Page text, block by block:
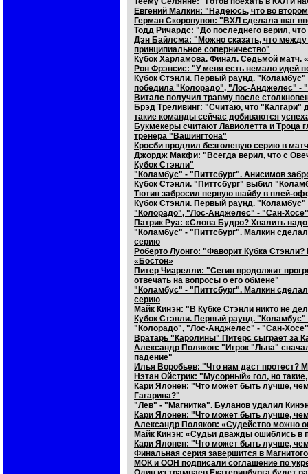
Евгений Малкин: "Надеюсь, что во
Герман Скоропупов: "ВХЛ сделала шаг
Тодд Ричардс: "До последнего верил,
Дэн Байлсма: "Можно сказать, что
принципиальное соперничество"
Кубок Харламова. Финал. Седьмой матч.
Рон Фрэнсис: "У меня есть немало идей
Кубок Стэнли. Первый раунд.
победила "Колорадо", "Лос-Анджелес" -
Витале получил травму после
Брэд Треливинг: "Считаю, что "Калгари"
такие команды сейчас добиваются
Букмекеры считают Лавиолетта и Троца
тренера "Вашингтона"
Кросби продлил безголевую серию в
Джордж Макфи: "Вcегда верил, что с
Кубок Стэнли"
"Коламбус" - "Питтсбург". Анисимов
Кубок Стэнли. "Питтсбург" выбил
Тютин забросил первую шайбу в плей-
Кубок Стэнли. Первый раунд.
"Колорадо", "Лос-Анджелес" - "Сан-Хосе"
Патрик Руа: «Слова Будро? Хвалить надо
"Коламбус" - "Питтсбург". Малкин
серию
Роберто Луонго: "Фаворит Кубка
«Бостон»
Питер Чиарелли: "Сегин продолжит
отвечать на вопросы о его обмене"
"Коламбус" - "Питтсбург". Малкин
серию
Майк Кинэн: "В Кубке Стэнли никто не
Кубок Стэнли. Первый раунд.
"Колорадо", "Лос-Анджелес" - "Сан-Хосе"
Вратарь "Каролины" Питерс сыграет за
Александр Поляков: "Игрок "Льва"
падение"
Илья Воробьев: "Что нам даст протест?
Нэтан Ойстрик: "Мусорный» гол, но
Кари Ялонен: "Что может быть лучше,
Гагарина?"
"Лев" - "Магнитка". Буланов удалил
Кари Ялонен: "Что может быть лучше,
Александр Поляков: «Судейство можно
Майк Кинэн: «Судьи дважды ошиблись в
Кари Ялонен: "Что может быть лучше,
Финальная серия завершится в
МОК и ООН подписали соглашение по